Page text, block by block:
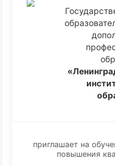
приглашает на
повышения